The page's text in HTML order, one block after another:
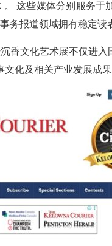
。 这些媒体分别服务于
务报道领域拥有稳定读
香文化艺术展不仅进
化及相关产业发展成